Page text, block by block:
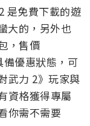
是免費下載的遊
大的，另外也
，售價
優惠狀態，可
武力 2》玩家與
資格獲得專屬
你需不需要